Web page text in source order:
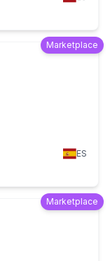
Marketplace
ES
Marketplace